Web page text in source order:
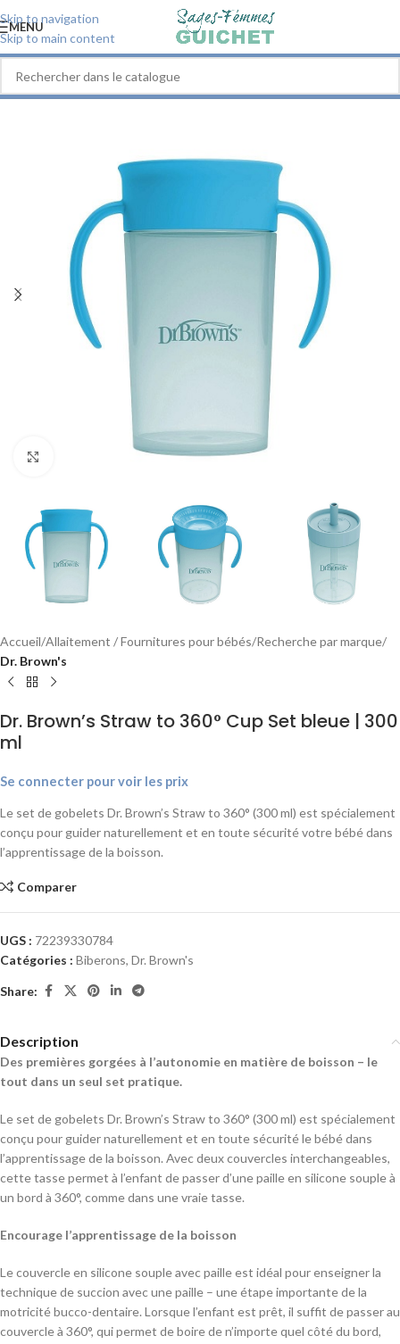
Skip to navigation
Skip to main content
MENU
Accueil Allaitement / Fournitures pour bébés Recherche par marque
Dr. Brown's
Dr. Brown’s Straw to 360° Cup Set bleue | 300
ml
Se connecter pour voir les prix
Le set de gobelets Dr. Brown’s Straw to 360° (300 ml) est spécialement
conçu pour guider naturellement et en toute sécurité votre bébé dans
l’apprentissage de la boisson.
Comparer
UGS : 72239330784
Catégories : Biberons, Dr. Brown's
Share:
Description
Des premières gorgées à l’autonomie en matière de boisson – le
tout dans un seul set pratique.
Le set de gobelets Dr. Brown’s Straw to 360° (300 ml) est spécialement
conçu pour guider naturellement et en toute sécurité le bébé dans
l’apprentissage de la boisson. Avec deux couvercles interchangeables,
cette tasse permet à l’enfant de passer d’une paille en silicone souple à
un bord à 360°, comme dans une vraie tasse.
Encourage l’apprentissage de la boisson
Le couvercle en silicone souple avec paille est idéal pour enseigner la
technique de succion avec une paille – une étape importante de la
motricité bucco-dentaire. Lorsque l’enfant est prêt, il suffit de passer au
couvercle à 360°, qui permet de boire de n’importe quel côté du bord,